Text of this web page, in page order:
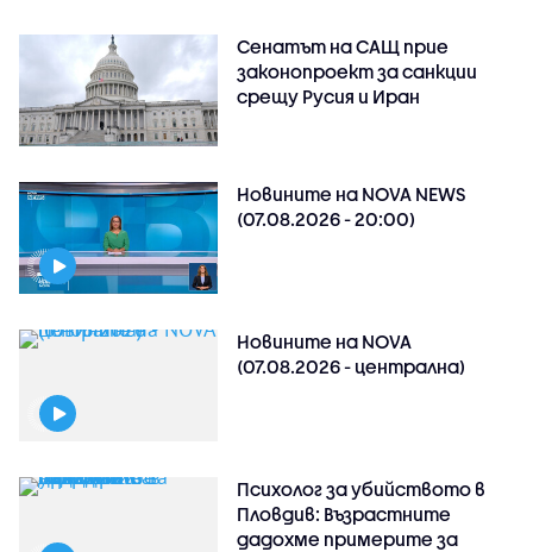
Сенатът на САЩ прие
законопроект за санкции
срещу Русия и Иран
Новините на NOVA NEWS
(07.08.2026 - 20:00)
Новините на NOVA
(07.08.2026 - централна)
Психолог за убийството в
Пловдив: Възрастните
дадохме примерите за